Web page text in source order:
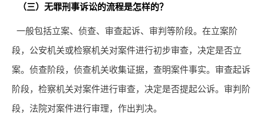
（三）无罪刑事诉讼的流程是怎样的？
一般包括立案、侦查、审查起诉、审判等阶段。在立案阶
段，公安机关或检察机关对案件进行初步审查，决定是否立
案。侦查阶段，侦查机关收集证据，查明案件事实。审查起诉
阶段，检察机关对案件进行审查，决定是否提起公诉。审判阶
段，法院对案件进行审理，作出判决。